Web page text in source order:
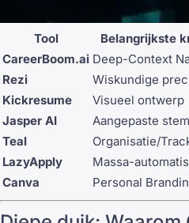
Tool Belangrijkste
CareerBoom.ai Deep-Context
Rezi
Wiskundige
Kickresume
Visueel ontwerp
Jasper AI
Aangepaste
Teal
Organisatie/
LazyApply
Massa-
Canva
Personal